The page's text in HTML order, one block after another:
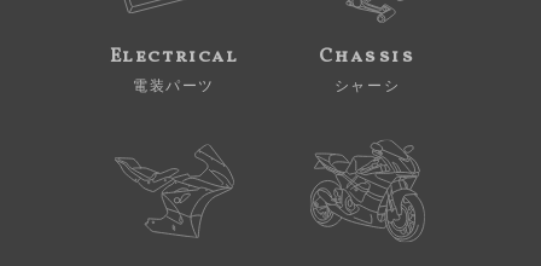
Electrical
電装パーツ
Chassis
シャーシ